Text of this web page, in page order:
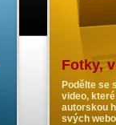
Fotky,
Podělte se
video,
autorskou
svých